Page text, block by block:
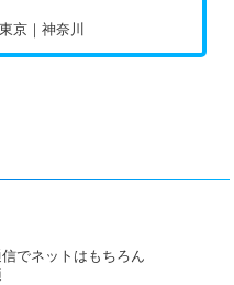
京｜神奈川
でネットはもちろん